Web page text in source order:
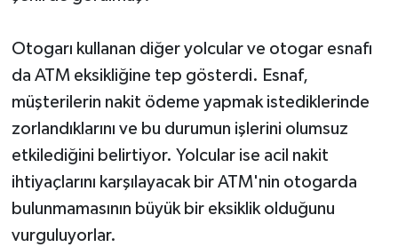
Otogarı kullanan diğer yolcular ve otogar esnafı
da ATM eksikliğine tep gösterdi. Esnaf,
müşterilerin nakit ödeme yapmak istediklerinde
zorlandıklarını ve bu durumun işlerini olumsuz
etkilediğini belirtiyor. Yolcular ise acil nakit
ihtiyaçlarını karşılayacak bir ATM'nin otogarda
bulunmamasının büyük bir eksiklik olduğunu
vurguluyorlar.